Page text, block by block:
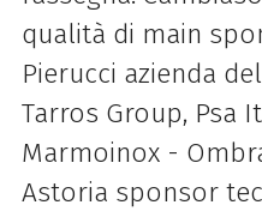
qualità di main
Pierucci azienda
Tarros Group, Psa
Marmoinox -
Astoria sponsor